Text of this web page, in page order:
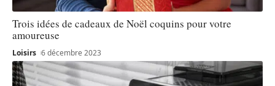
Trois idées de cadeaux de Noël coquins pour votre
amoureuse
Loisirs 6 décembre 2023